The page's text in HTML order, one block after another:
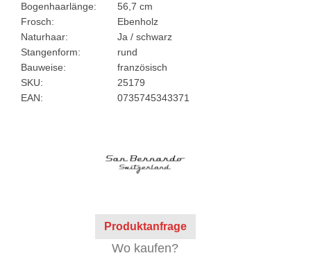
Bogenhaarlänge:
56,7 cm
Frosch:
Ebenholz
Naturhaar:
Ja / schwarz
Stangenform:
rund
Bauweise:
französisch
SKU:
25179
EAN:
0735745343371
Produktanfrage
Wo kaufen?